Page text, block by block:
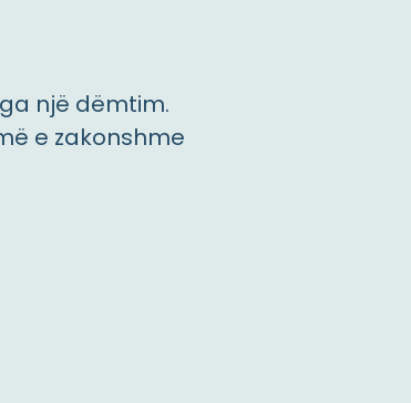
një dëmtim.
e zakonshme